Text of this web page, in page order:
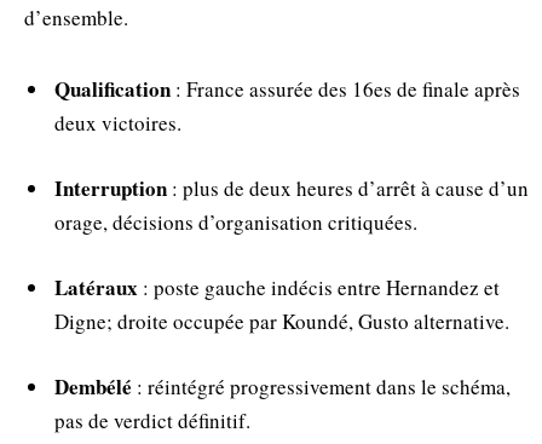
d’ensemble.
Qualification : France assurée des 16es de finale après
deux victoires.
Interruption : plus de deux heures d’arrêt à cause d’un
orage, décisions d’organisation critiquées.
Latéraux : poste gauche indécis entre Hernandez et
Digne; droite occupée par Koundé, Gusto alternative.
Dembélé : réintégré progressivement dans le schéma,
pas de verdict définitif.